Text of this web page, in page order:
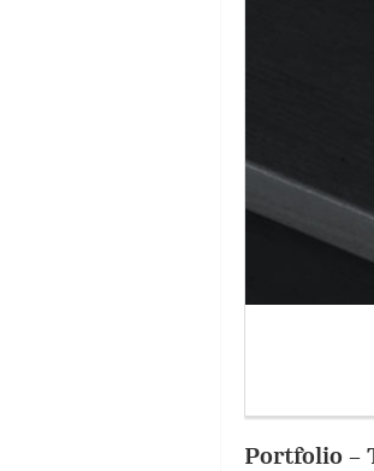
Portfolio –